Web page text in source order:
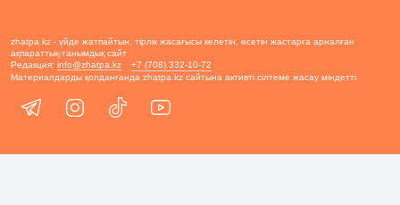
zhatpa.kz - үйде жатпайтын, тірлік жасағысы келетін, өсетін жастарға арналған
ақпараттық-танымдық сайт
Редакция: info@zhatpa.kz
+7 (708) 332-10-72
Материалдарды қолданғанда zhatpa.kz сайтына активті сілтеме жасау міндетті